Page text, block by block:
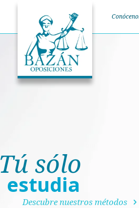
Tú sólo
estudia
Descubre nuestros métodos